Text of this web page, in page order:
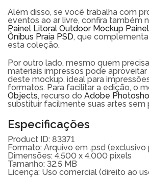
Além disso, se você trabalha com
eventos ao ar livre, confira também
Painel Litoral Outdoor Mockup
Ônibus Praia PSD, que
esta coleção.
Por outro lado, mesmo quem
materiais impressos pode
deste mockup, ideal para
formatos. Para facilitar a edição, o
Objects, recurso do Adobe
substituir facilmente suas artes sem
Especificações
Product ID: 83371
Formato: Arquivo em .psd
Dimensões: 4.500 x 4.000 pixels
Tamanho: 32.5 MB
Licença: Uso comercial (direito ao